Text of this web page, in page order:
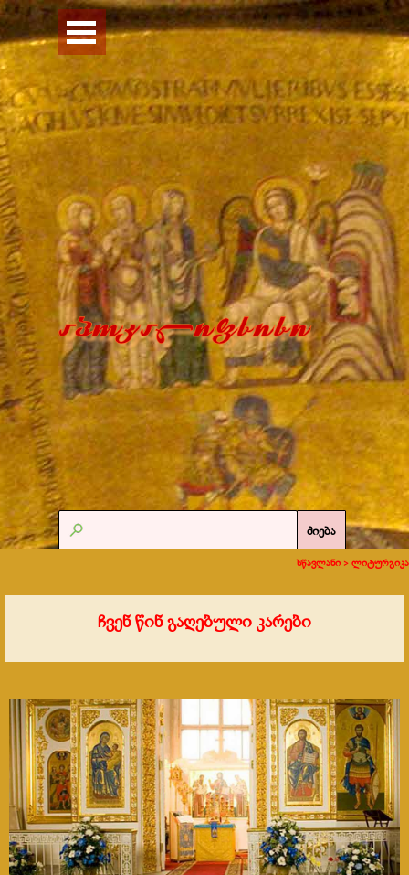
Перейти к контенту
Пропустить меню
ძიება
სწავლანი > ლიტურგიკა
ჩვენ წინ გაღებული კარები